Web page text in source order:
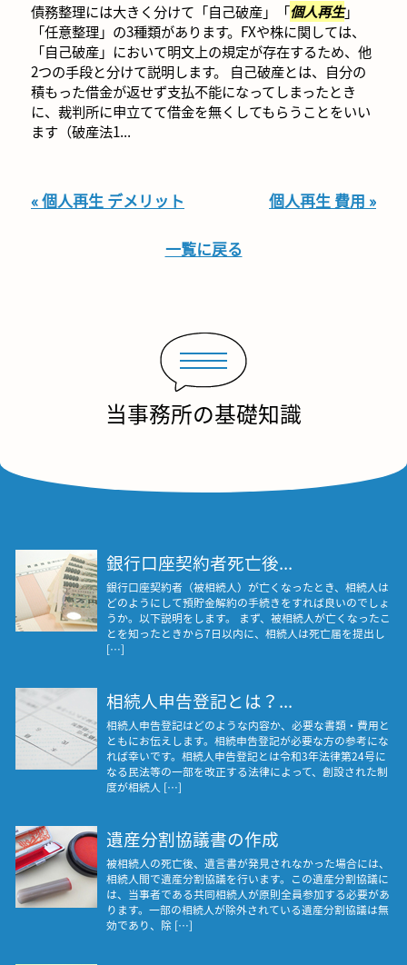
債務整理には大きく分けて「自己破産」「個人再生」
「任意整理」の3種類があります。FXや株に関しては、
「自己破産」において明文上の規定が存在するため、他
2つの手段と分けて説明します。 自己破産とは、自分の
積もった借金が返せず支払不能になってしまったとき
に、裁判所に申立てて借金を無くしてもらうことをいい
ます（破産法1...
« 個人再生 デメリット 個人再生 費用 »
一覧に戻る
当事務所の基礎知識
銀行口座契約者死亡後...
銀行口座契約者（被相続人）が亡くなったとき、相続人は
どのようにして預貯金解約の手続きをすれば良いのでしょ
うか。以下説明をします。 まず、被相続人が亡くなったこ
とを知ったときから7日以内に、相続人は死亡届を提出し
[…]
相続人申告登記とは？...
相続人申告登記はどのような内容か、必要な書類・費用と
ともにお伝えします。相続申告登記が必要な方の参考にな
れば幸いです。相続人申告登記とは令和3年法律第24号に
なる民法等の一部を改正する法律によって、創設された制
度が相続人 […]
遺産分割協議書の作成
被相続人の死亡後、遺言書が発見されなかった場合には、
相続人間で遺産分割協議を行います。この遺産分割協議に
は、当事者である共同相続人が原則全員参加する必要があ
ります。一部の相続人が除外されている遺産分割協議は無
効であり、除 […]